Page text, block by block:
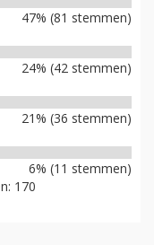
47% (81 stemmen)
24% (42 stemmen)
21% (36 stemmen)
6% (11 stemmen)
170